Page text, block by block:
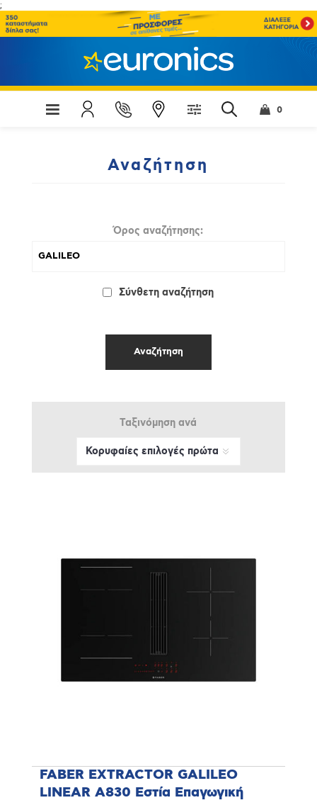
;
0
Αναζήτηση
Όρος αναζήτησης:
Σύνθετη αναζήτηση
Ταξινόμηση ανά
FABER EXTRACTOR GALILEO
LINEAR A830 Εστία Επαγωγική